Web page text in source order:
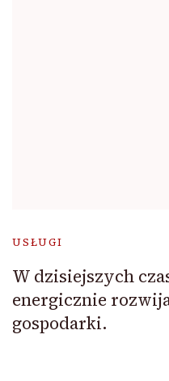
USŁUGI
W dzisiejszych
energicznie
gospodarki.